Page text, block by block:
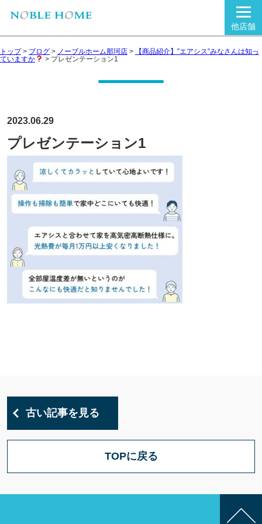
他店舗
トップ> ブログ > ノーブルホーム那珂店 >
【商品紹介】”エアシス”みなさんは知っ
ていますか
> プレゼンテーション1
2023.06.29
プレゼンテーション1
古い記事を見る
TOPに戻る